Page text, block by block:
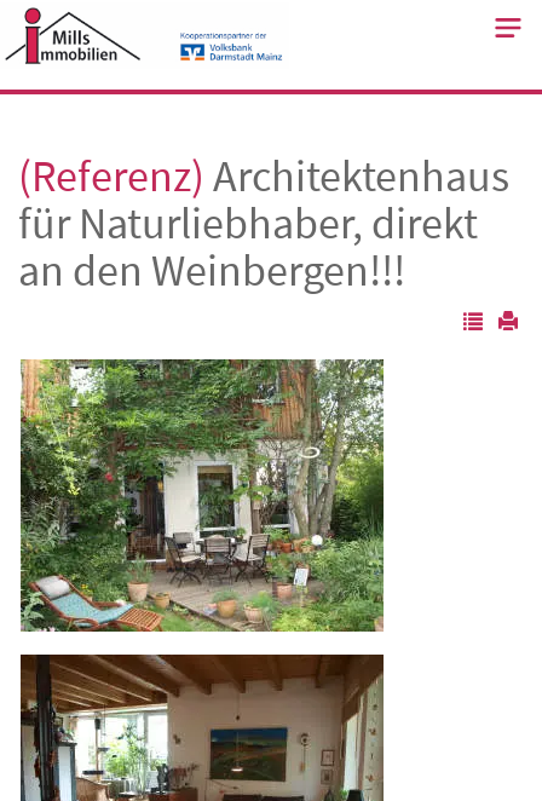
Skip
to
(Referenz) Architektenhaus
für Naturliebhaber, direkt
an den Weinbergen!!!